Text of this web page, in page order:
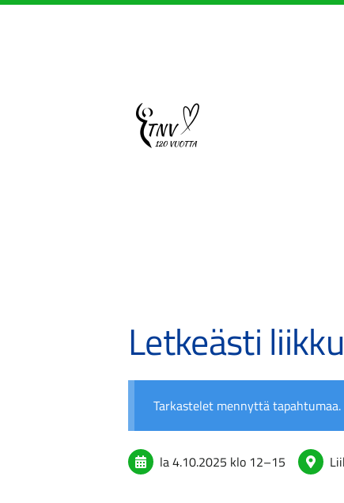
Sivuston etusivulle
Letkeästi
Tarkastelet mennyttä tapahtumaa.
la 4.10.2025 klo 12–15